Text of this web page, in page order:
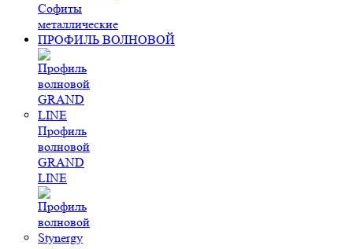
Софиты
металлические
ПРОФИЛЬ ВОЛНОВОЙ
Профиль
волновой
GRAND
LINE